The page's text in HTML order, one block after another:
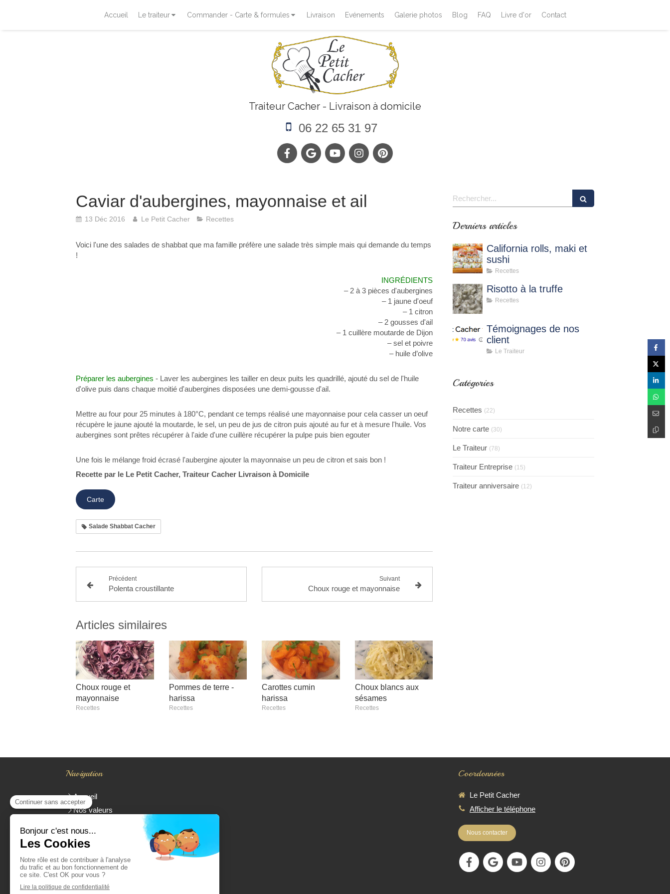
Accueil Le traiteur Commander - Carte & formules Livraison Evénements Galerie photos Blog FAQ Livre d'or Contact
Traiteur Cacher - Livraison à domicile
06 22 65 31 97
Caviar d'aubergines, mayonnaise et ail
13 Déc 2016 Le Petit Cacher Recettes
Voici l'une des salades de shabbat que ma famille préfère une salade très simple mais qui demande du temps
!
INGRÉDIENTS
– 2 à 3 pièces d'aubergines
– 1 jaune d'oeuf
– 1 citron
– 2 gousses d'ail
– 1 cuillère moutarde de Dijon
– sel et poivre
– huile d’olive
Préparer les aubergines - Laver les aubergines les tailler en deux puits les quadrillé, ajouté du sel de l'huile
d'olive puis dans chaque moitié d'aubergines disposées une demi-gousse d'ail.
Mettre au four pour 25 minutes à 180°C, pendant ce temps réalisé une mayonnaise pour cela casser un oeuf
récupère le jaune ajouté la moutarde, le sel, un peu de jus de citron puis ajouté au fur et à mesure l'huile. Vos
aubergines sont prêtes récupérer à l'aide d'une cuillère récupérer la pulpe puis bien egouter
Une fois le mélange froid écrasé l'aubergine ajouter la mayonnaise un peu de citron et sais bon !
Recette par le Le Petit Cacher, Traiteur Cacher Livraison à Domicile
Carte
Salade Shabbat Cacher
Précédent
Polenta croustillante
Suivant
Choux rouge et mayonnaise
Articles similaires
Choux rouge et
mayonnaise
Recettes
Pommes de terre -
harissa
Recettes
Carottes cumin
harissa
Recettes
Choux blancs aux
sésames
Recettes
Rechercher
Derniers articles
California rolls, maki et
sushi
Recettes
Risotto à la truffe
Recettes
Témoignages de nos
client
Le Traiteur
Catégories
Recettes (22)
Notre carte (30)
Le Traiteur (78)
Traiteur Entreprise (15)
Traiteur anniversaire (12)
Navigation
Accueil
Nos valeurs
Présentation de Yoan Parienti
La carte
Livraison
Evénements
Commander
Coordonnées
Le Petit Cacher
Afficher le téléphone
Nous contacter